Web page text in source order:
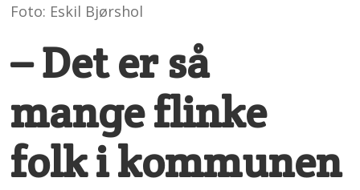
Foto: Eskil Bjørshol
– Det er så
mange flinke
folk i kommunen